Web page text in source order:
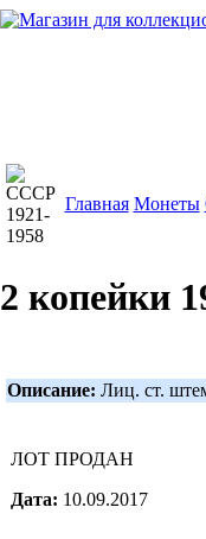
Главная Монеты
2 копейки
Описание: Лиц. ст.
ЛОТ ПРОДАН
Дата: 10.09.2017